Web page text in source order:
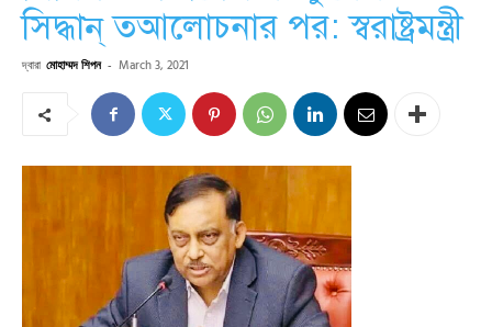
সিদ্ধান্ তআলোচনার পর: স্বরাষ্ট্রমন্ত্রী
দ্বারা মোহাম্মদ শিপন - March 3, 2021